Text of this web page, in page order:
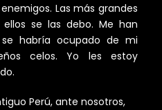
Las más grandes
se las debo. Me han
habría ocupado de mi
celos. Yo les estoy
Perú, ante nosotros,